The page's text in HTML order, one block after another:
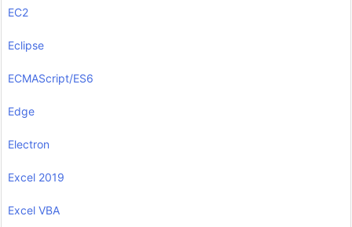
EC2
Eclipse
ECMAScript/ES6
Edge
Electron
Excel 2019
Excel VBA